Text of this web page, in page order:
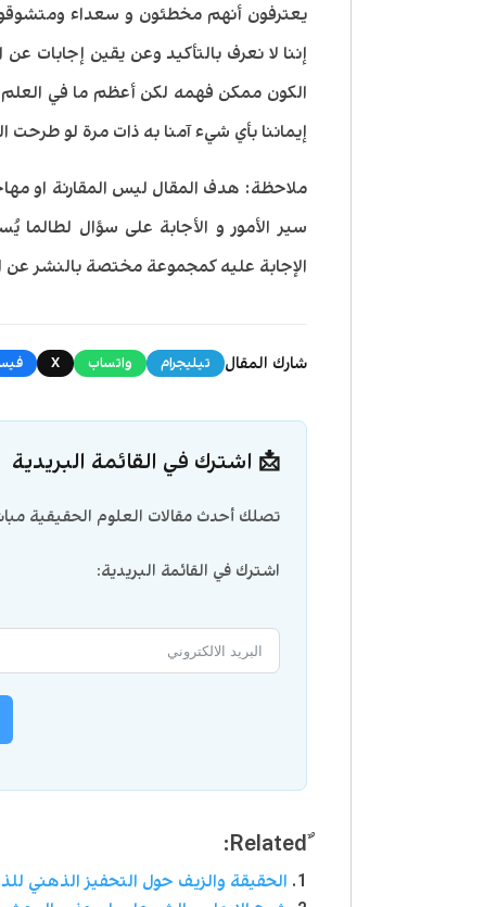
يعترفون أنهم مخطئون و سعداء
إننا لا نعرف بالتأكيد وعن يقين إجابات
الكون ممكن فهمه لكن أعظم ما في
إيماننا بأي شيء آمنا به ذات مرة لو
ملاحظة: هدف المقال ليس المقارنة او
سير الأمور و الأجابة على سؤال
الإجابة عليه كمجموعة مختصة بالنشر عن
شارك المقال تيليجرام واتساب X
📩 اشترك في القائمة البريدية
تصلك أحدث مقالات العلوم الحقيقية
اشترك في القائمة البريدية:
الحقيقة والزيف حول التحفيز الذهني